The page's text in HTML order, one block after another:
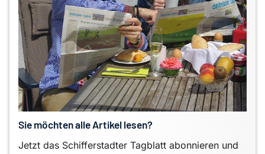
Sie möchten alle Artikel lesen?
Jetzt das Schifferstadter Tagblatt abonnieren und